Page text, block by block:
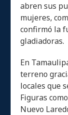
abren sus
mujeres,
confirmó la
gladiadoras.
En
terreno
locales que
Figuras como
Nuevo